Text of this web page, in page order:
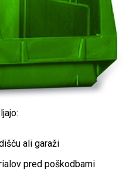
ali garaži
pred poškodbami